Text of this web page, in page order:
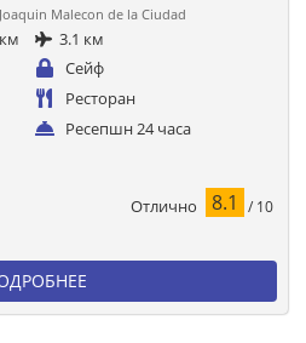
Malecon de la Ciudad
3.1 км
Сейф
Ресторан
Ресепшн 24 часа
Отлично 8.1 / 10